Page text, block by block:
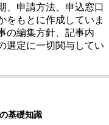
、申請方法、申込窓口
をもとに作成していま
の編集方針、記事内
選定に一切関与してい
基礎知識